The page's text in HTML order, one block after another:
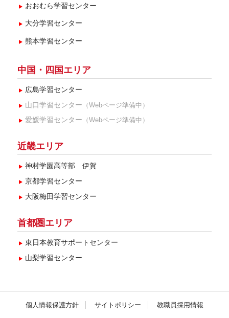
おおむら学習センター
大分学習センター
熊本学習センター
中国・四国エリア
広島学習センター
山口学習センター （Webページ準備中）
愛媛学習センター （Webページ準備中）
近畿エリア
神村学園高等部 伊賀
京都学習センター
大阪梅田学習センター
首都圏エリア
東日本教育サポートセンター
山梨学習センター
個人情報保護方針 サイトポリシー 教職員採用情報